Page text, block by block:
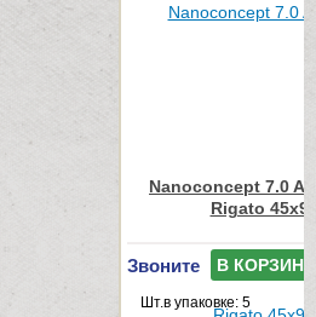
Nanoconcept 7.0
Rigato
Звоните В КОРЗИНУ
Шт.в упаковке: 5